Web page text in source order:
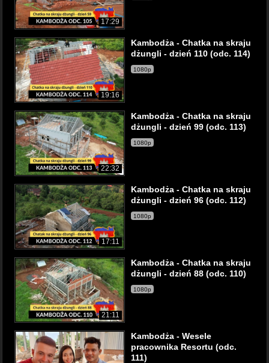
17:29
19:16
Kambodża - Chatka na skraju
dżungli - dzień 110 (odc. 114)
1080p
22:32
Kambodża - Chatka na skraju
dżungli - dzień 99 (odc. 113)
1080p
17:11
Kambodża - Chatka na skraju
dżungli - dzień 96 (odc. 112)
1080p
21:11
Kambodża - Chatka na skraju
dżungli - dzień 88 (odc. 110)
1080p
Kambodża - Wesele
pracownika Resortu (odc.
111)